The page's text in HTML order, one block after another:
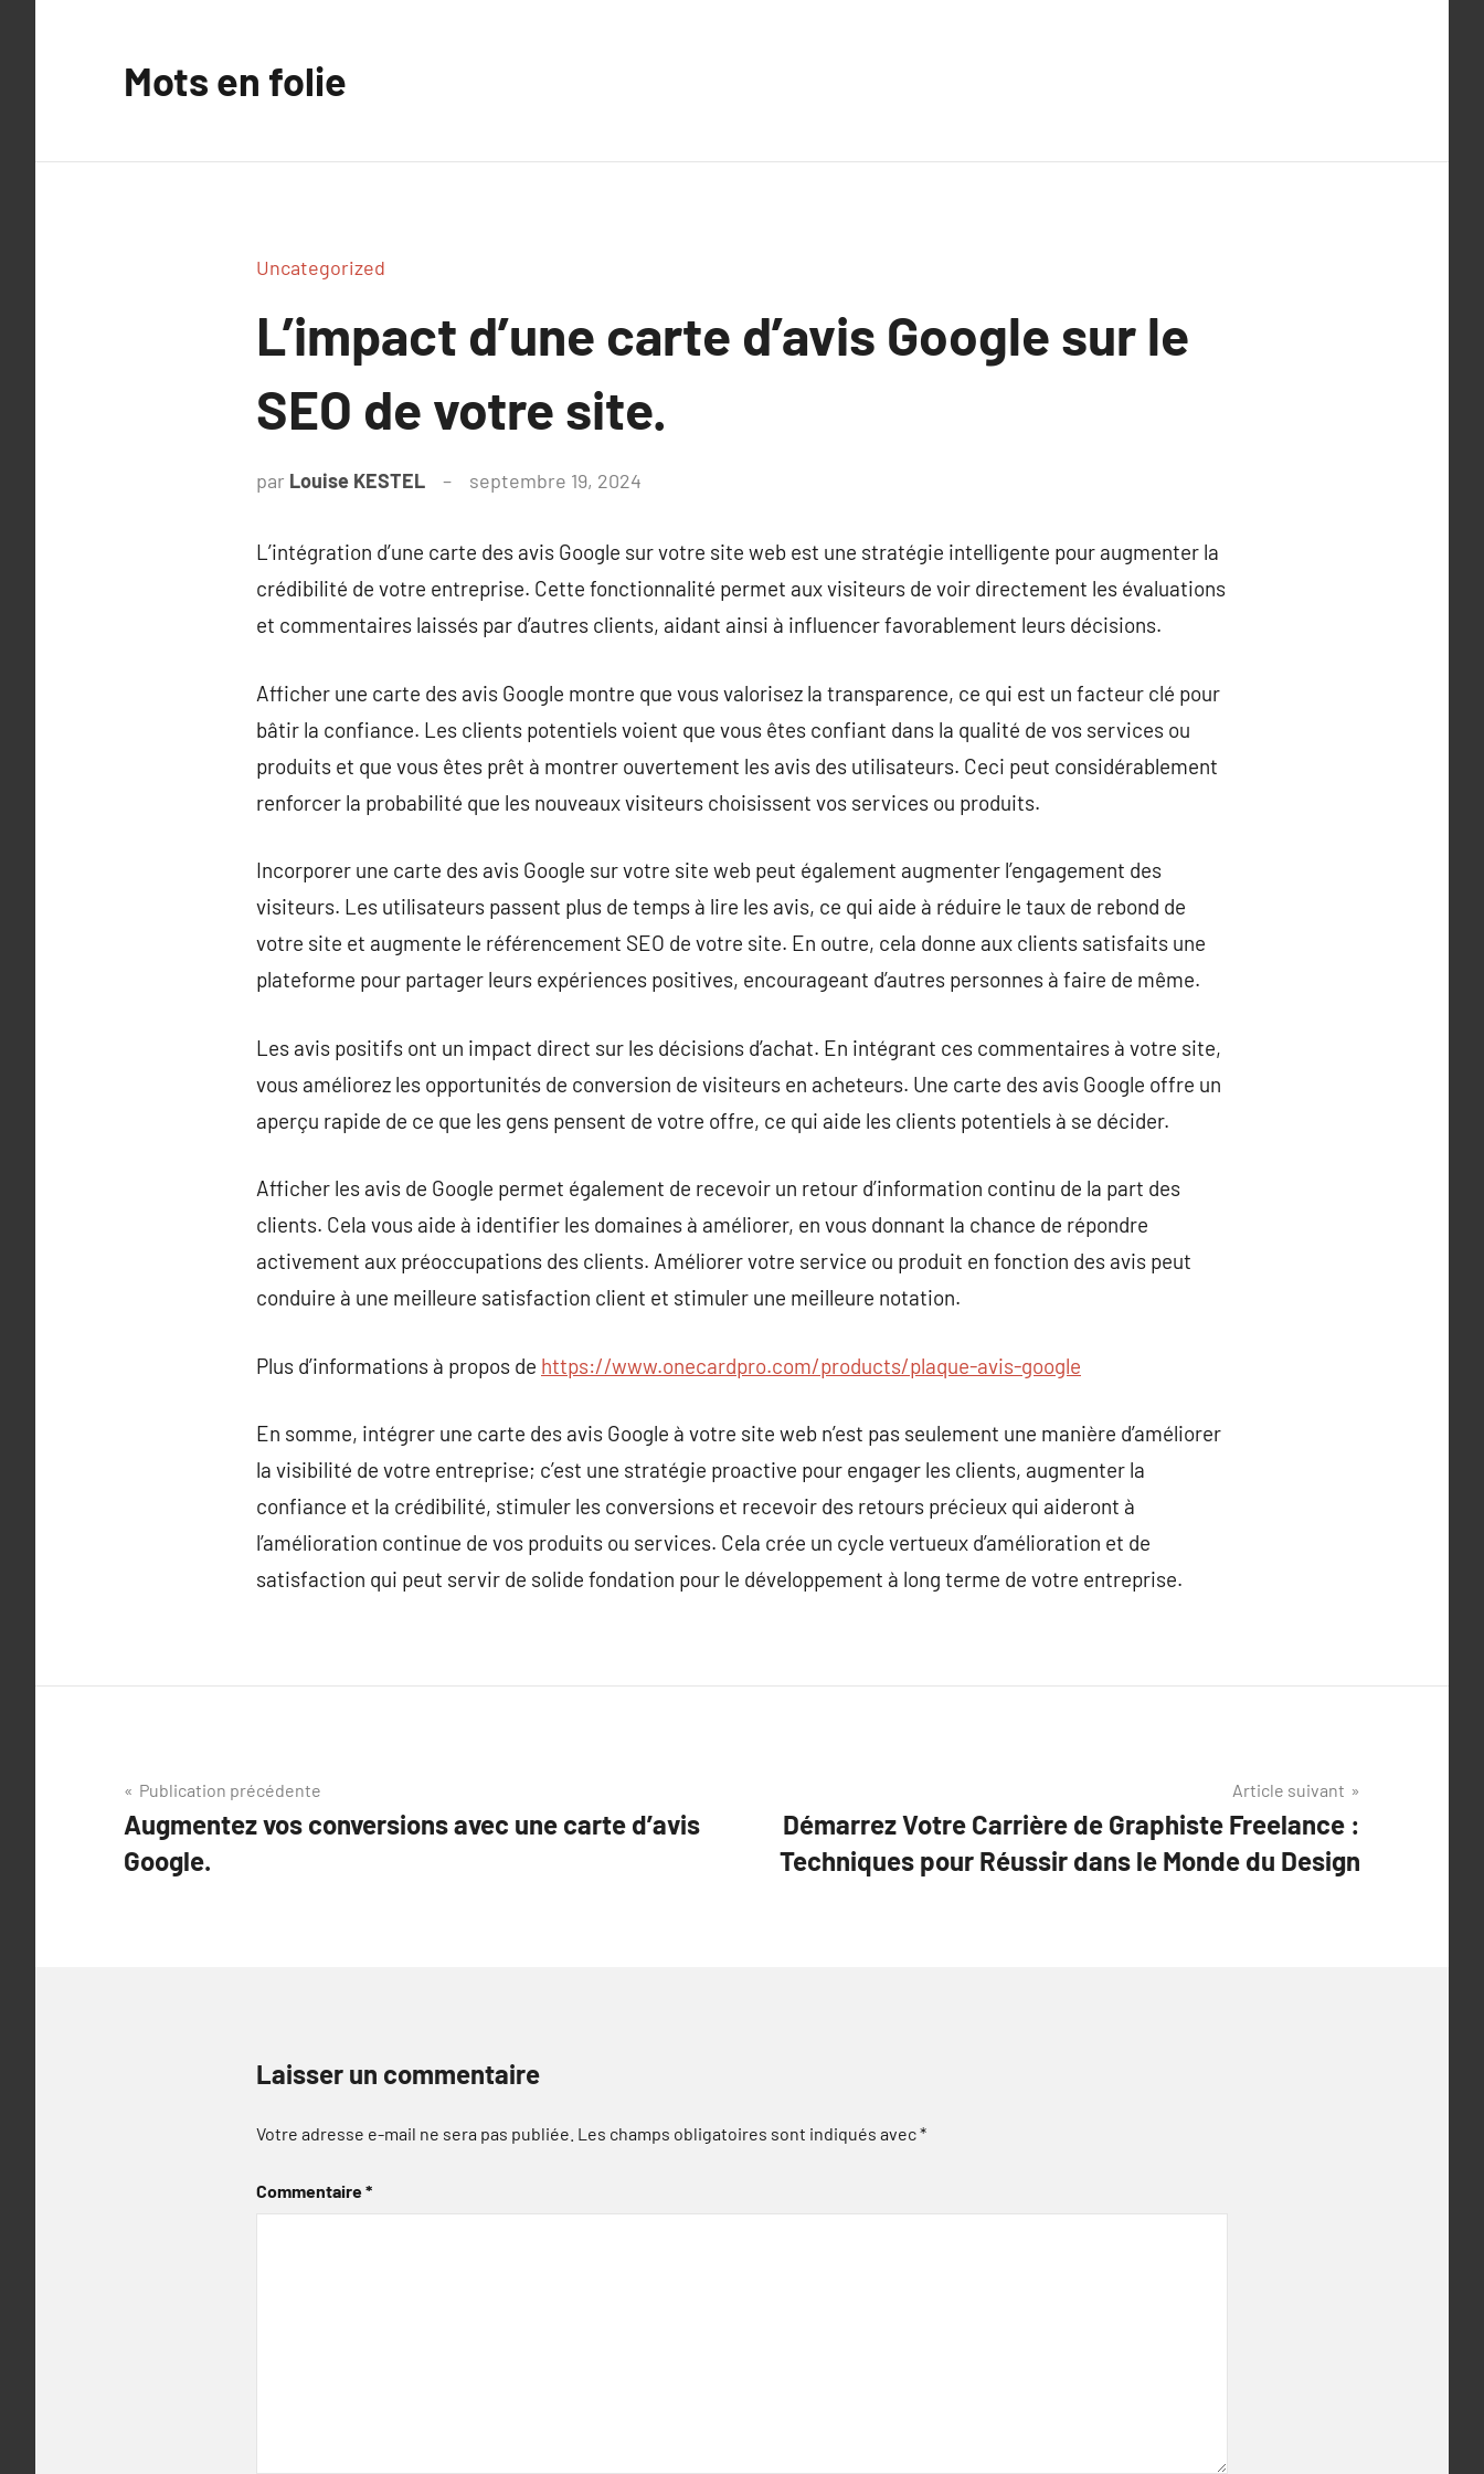
Mots en folie
Uncategorized
L’impact d’une carte d’avis Google sur le
SEO de votre site.
par Louise KESTEL septembre 19, 2024
L’intégration d’une carte des avis Google sur votre site web est une stratégie intelligente pour augmenter la
crédibilité de votre entreprise. Cette fonctionnalité permet aux visiteurs de voir directement les évaluations
et commentaires laissés par d’autres clients, aidant ainsi à influencer favorablement leurs décisions.
Afficher une carte des avis Google montre que vous valorisez la transparence, ce qui est un facteur clé pour
bâtir la confiance. Les clients potentiels voient que vous êtes confiant dans la qualité de vos services ou
produits et que vous êtes prêt à montrer ouvertement les avis des utilisateurs. Ceci peut considérablement
renforcer la probabilité que les nouveaux visiteurs choisissent vos services ou produits.
Incorporer une carte des avis Google sur votre site web peut également augmenter l’engagement des
visiteurs. Les utilisateurs passent plus de temps à lire les avis, ce qui aide à réduire le taux de rebond de
votre site et augmente le référencement SEO de votre site. En outre, cela donne aux clients satisfaits une
plateforme pour partager leurs expériences positives, encourageant d’autres personnes à faire de même.
Les avis positifs ont un impact direct sur les décisions d’achat. En intégrant ces commentaires à votre site,
vous améliorez les opportunités de conversion de visiteurs en acheteurs. Une carte des avis Google offre un
aperçu rapide de ce que les gens pensent de votre offre, ce qui aide les clients potentiels à se décider.
Afficher les avis de Google permet également de recevoir un retour d’information continu de la part des
clients. Cela vous aide à identifier les domaines à améliorer, en vous donnant la chance de répondre
activement aux préoccupations des clients. Améliorer votre service ou produit en fonction des avis peut
conduire à une meilleure satisfaction client et stimuler une meilleure notation.
Plus d’informations à propos de https://www.onecardpro.com/products/plaque-avis-google
En somme, intégrer une carte des avis Google à votre site web n’est pas seulement une manière d’améliorer
la visibilité de votre entreprise; c’est une stratégie proactive pour engager les clients, augmenter la
confiance et la crédibilité, stimuler les conversions et recevoir des retours précieux qui aideront à
l’amélioration continue de vos produits ou services. Cela crée un cycle vertueux d’amélioration et de
satisfaction qui peut servir de solide fondation pour le développement à long terme de votre entreprise.
Navigation
de
l’article
Publication précédente
Augmentez vos conversions avec une carte d’avis
Google.
Article suivant
Démarrez Votre Carrière de Graphiste Freelance :
Techniques pour Réussir dans le Monde du Design
Laisser un commentaire
Votre adresse e-mail ne sera pas publiée. Les champs obligatoires sont indiqués avec*
Commentaire*